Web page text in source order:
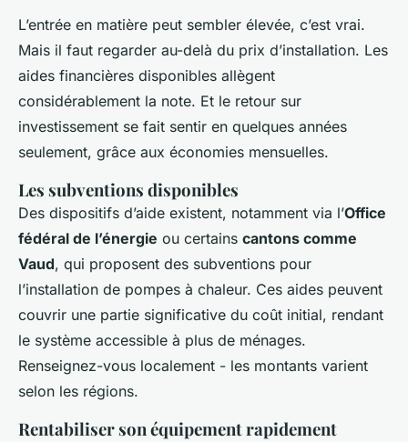
L’entrée en matière peut sembler élevée, c’est vrai.
Mais il faut regarder au-delà du prix d’installation. Les
aides financières disponibles allègent
considérablement la note. Et le retour sur
investissement se fait sentir en quelques années
seulement, grâce aux économies mensuelles.
Les subventions disponibles
Des dispositifs d’aide existent, notamment via l’Office
fédéral de l’énergie ou certains cantons comme
Vaud, qui proposent des subventions pour
l’installation de pompes à chaleur. Ces aides peuvent
couvrir une partie significative du coût initial, rendant
le système accessible à plus de ménages.
Renseignez-vous localement - les montants varient
selon les régions.
Rentabiliser son équipement rapidement